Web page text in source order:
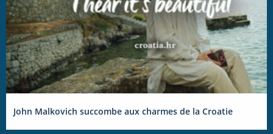
John Malkovich succombe aux charmes de la Croatie